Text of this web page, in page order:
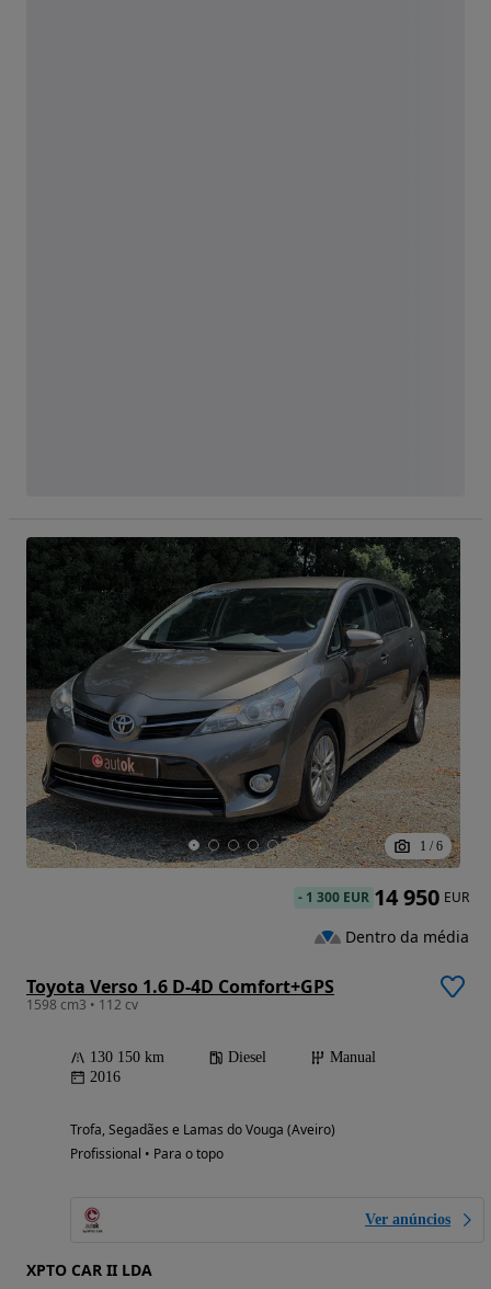
1 / 6
Toyota Verso 1.6 D-4D Comfort+GPS
1598 cm3 • 112 cv
130 150 km Diesel
Manual
2016
Trofa, Segadães e Lamas do Vouga (Aveiro)
Profissional • Para o topo
Ver anúncios
XPTO CAR II LDA
- 1 300 EUR 14 950 EUR
Dentro da média